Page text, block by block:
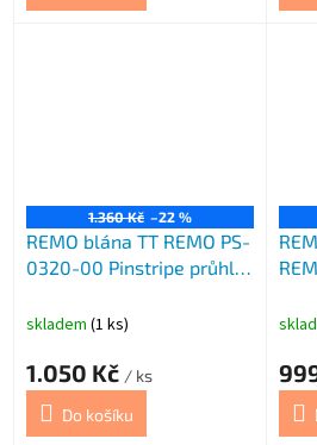
1.360 Kč –22 %
REMO blána TT REMO PS-
0320-00 Pinstripe průhl.
skladem (1 ks)
1.050 Kč / ks
Do košíku